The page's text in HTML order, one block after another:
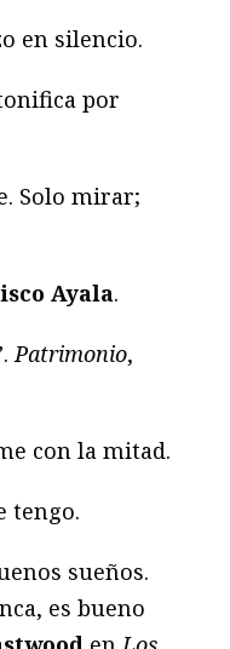
en silencio.
por
Solo mirar;
Ayala.
Patrimonio,
con la mitad.
tengo.
sueños.
es bueno